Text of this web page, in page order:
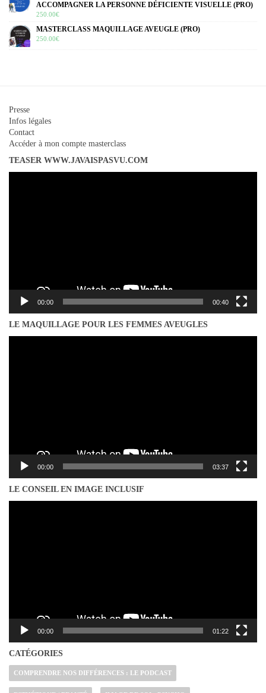
ACCOMPAGNER LA PERSONNE DÉFICIENTE VISUELLE (PRO)
250.00€
MASTERCLASS MAQUILLAGE AVEUGLE (PRO)
250.00€
Presse
Infos légales
Contact
Accéder à mon compte masterclass
TEASER WWW.JAVAISPASVU.COM
00:00 00:40
LE MAQUILLAGE POUR LES FEMMES AVEUGLES
00:00 03:37
LE CONSEIL EN IMAGE INCLUSIF
00:00 01:22
CATÉGORIES
COMPRENDRE NOS DIFFÉRENCES : LE PODCAST